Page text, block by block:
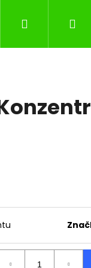
Hledat